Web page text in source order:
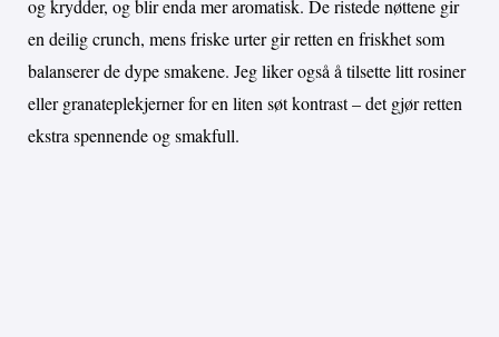
og krydder, og blir enda mer aromatisk. De ristede nøttene gir
en deilig crunch, mens friske urter gir retten en friskhet som
balanserer de dype smakene. Jeg liker også å tilsette litt rosiner
eller granateplekjerner for en liten søt kontrast – det gjør retten
ekstra spennende og smakfull.